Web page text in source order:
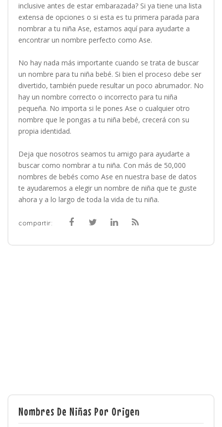
inclusive antes de estar embarazada? Si ya tiene una lista
extensa de opciones o si esta es tu primera parada para
nombrar a tu niña Ase, estamos aquí para ayudarte a
encontrar un nombre perfecto como Ase.
No hay nada más importante cuando se trata de buscar
un nombre para tu niña bebé. Si bien el proceso debe ser
divertido, también puede resultar un poco abrumador. No
hay un nombre correcto o incorrecto para tu niña
pequeña. No importa si le pones Ase o cualquier otro
nombre que le pongas a tu niña bebé, crecerá con su
propia identidad.
Deja que nosotros seamos tu amigo para ayudarte a
buscar como nombrar a tu niña. Con más de 50,000
nombres de bebés como Ase en nuestra base de datos
te ayudaremos a elegir un nombre de niña que te guste
ahora y a lo largo de toda la vida de tu niña.
compartir:
Nombres De Niñas Por Origen